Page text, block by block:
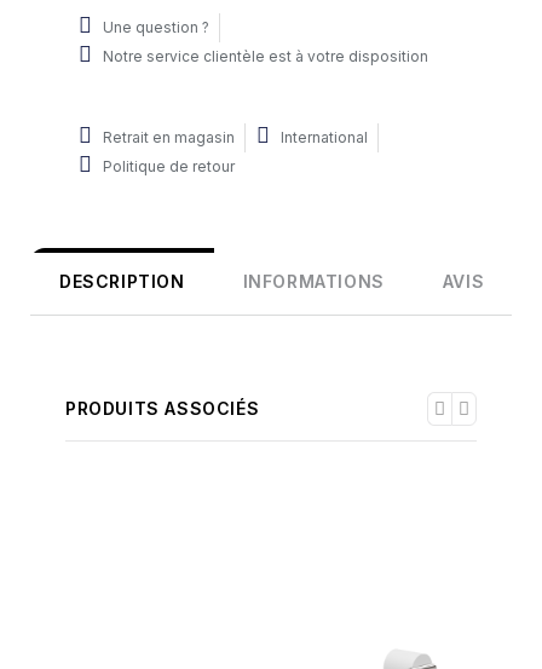
Une question ?
Notre service clientèle est à votre disposition
Retrait en magasin
International
Politique de retour
DESCRIPTION INFORMATIONS AVIS
PRODUITS ASSOCIÉS